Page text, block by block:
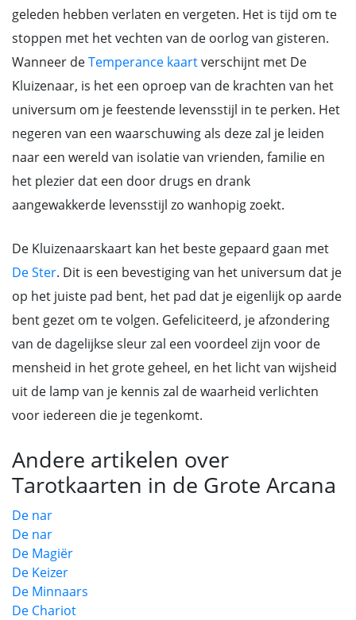
geleden hebben verlaten en vergeten. Het is tijd om te
stoppen met het vechten van de oorlog van gisteren.
Wanneer deTemperance kaartverschijnt met De
Kluizenaar, is het een oproep van de krachten van het
universum om je feestende levensstijl in te perken. Het
negeren van een waarschuwing als deze zal je leiden
naar een wereld van isolatie van vrienden, familie en
het plezier dat een door drugs en drank
aangewakkerde levensstijl zo wanhopig zoekt.
De Kluizenaarskaart kan het beste gepaard gaan met
De Ster. Dit is een bevestiging van het universum dat je
op het juiste pad bent, het pad dat je eigenlijk op aarde
bent gezet om te volgen. Gefeliciteerd, je afzondering
van de dagelijkse sleur zal een voordeel zijn voor de
mensheid in het grote geheel, en het licht van wijsheid
uit de lamp van je kennis zal de waarheid verlichten
voor iedereen die je tegenkomt.
Andere artikelen over
Tarotkaarten in de Grote Arcana
De nar
De nar
De Magiër
De Keizer
De Minnaars
De Chariot